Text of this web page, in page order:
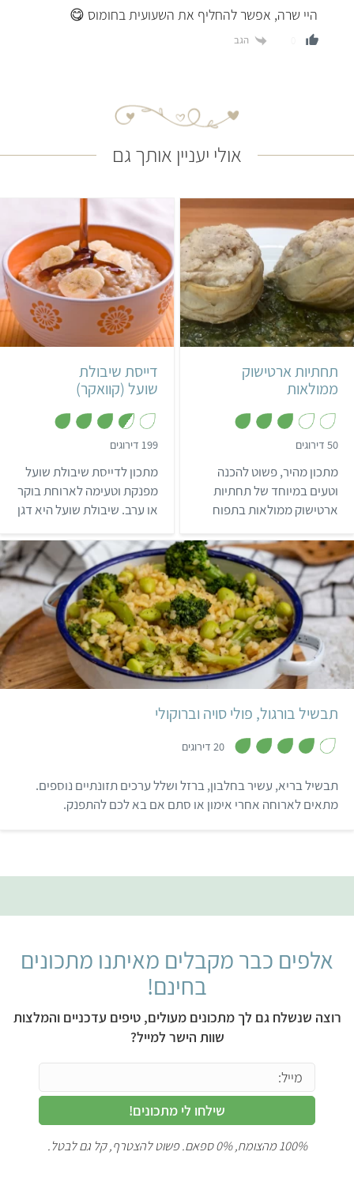
היי שרה, אפשר להחליף את השעועית בחומוס 😋
הגב
אולי יעניין אותך גם
קל 25 דקות
8-10 מנות
תחתיות ארטישוק
ממולאות
50 דירוגים
ת
ו
ך
5
מתכון מהיר, פשוט להכנה
וטעים במיוחד של תחתיות
ארטישוק ממולאות בתפוח
מאמץ ישדרגו כל ארוחה
לחגיגית יותר!
קל 15 דקות
2 מנות
דייסת שיבולת
שועל (קוואקר)
199 דירוגים
6
מ
ת
ו
מתכון לדייסת שיבולת שועל
מפנקת וטעימה לארוחת בוקר
או ערב. שיבולת שועל היא דגן
קוואקר ללא סוכר מכילה רק
60 קלוריות ל-100 גרם.
קל
תבשיל בורגול, פולי סויה וברוקולי
20 דירוגים
מ
ת
ו
ך
תבשיל בריא, עשיר בחלבון, ברזל ושלל ערכים תזונתיים נוספים.
מתאים לארוחה אחרי אימון או סתם אם בא לכם להתפנק.
אלפים כבר מקבלים מאיתנו מתכונים
בחינם!
רוצה שנשלח גם לך מתכונים מעולים, טיפים עדכניים והמלצות
שוות הישר למייל?
שילחו לי מתכונים!
100% מהצומח, 0% ספאם. פשוט להצטרף, קל גם לבטל.